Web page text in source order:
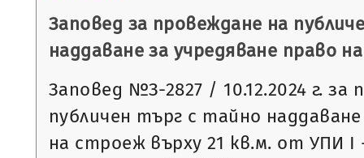
Заповед за провеждане на
наддаване за учредяване право
Заповед №З-2827 / 10.12.2024 г. за
публичен търг с тайно
на строеж върху 21 кв.м. от УПИ